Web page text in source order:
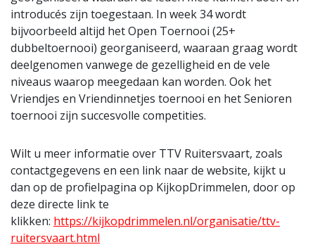
introducés zijn toegestaan. In week 34 wordt
bijvoorbeeld altijd het Open Toernooi (25+
dubbeltoernooi) georganiseerd, waaraan graag wordt
deelgenomen vanwege de gezelligheid en de vele
niveaus waarop meegedaan kan worden. Ook het
Vriendjes en Vriendinnetjes toernooi en het Senioren
toernooi zijn succesvolle competities.
Wilt u meer informatie over TTV Ruitersvaart, zoals
contactgegevens en een link naar de website, kijkt u
dan op de profielpagina op KijkopDrimmelen, door op
deze directe link te
klikken: https://kijkopdrimmelen.nl/organisatie/ttv-
ruitersvaart.html